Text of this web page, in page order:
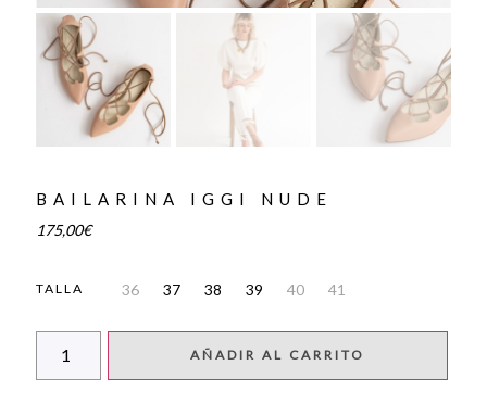
BAILARINA IGGI NUDE
175,00€
TALLA 36 37 38 39 40 41
AÑADIR AL CARRITO